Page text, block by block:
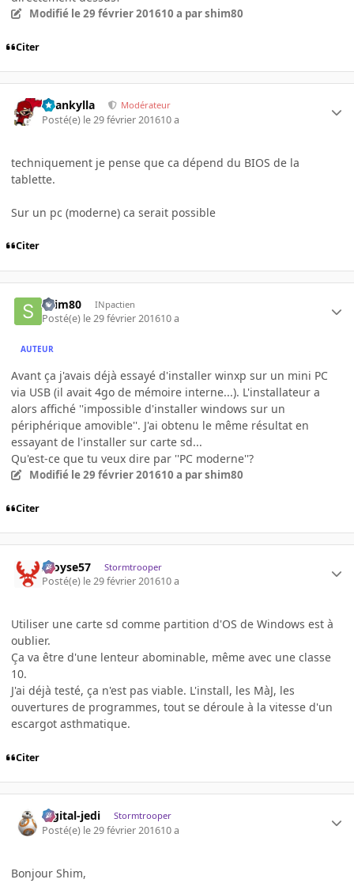
Modifié le 29 février 201610 a par shim80
Citer
beankylla Modérateur
Posté(e) le 29 février 201610 a
techniquement je pense que ca dépend du BIOS de la
tablette.
Sur un pc (moderne) ca serait possible
Citer
shim80 INpactien
Posté(e) le 29 février 201610 a
AUTEUR
Avant ça j'avais déjà essayé d'installer winxp sur un mini PC
via USB (il avait 4go de mémoire interne...). L'installateur a
alors affiché ''impossible d'installer windows sur un
périphérique amovible''. J'ai obtenu le même résultat en
essayant de l'installer sur carte sd...
Qu'est-ce que tu veux dire par ''PC moderne''?
Modifié le 29 février 201610 a par shim80
Citer
Aloyse57 Stormtrooper
Posté(e) le 29 février 201610 a
Utiliser une carte sd comme partition d'OS de Windows est à
oublier.
Ça va être d'une lenteur abominable, même avec une classe
10.
J'ai déjà testé, ça n'est pas viable. L'install, les MàJ, les
ouvertures de programmes, tout se déroule à la vitesse d'un
escargot asthmatique.
Citer
digital-jedi Stormtrooper
Posté(e) le 29 février 201610 a
Bonjour Shim,